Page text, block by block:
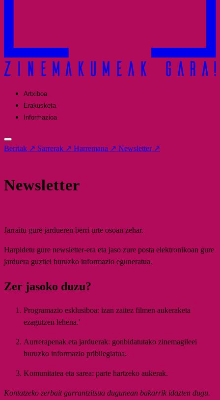
Artxiboa
Erakusketa
Informazioa
Berriak ↗ Sarrerak ↗ Harremana ↗ Newsletter ↗
Newsletter
Jarraitu gure jardueren berri urte osoan zehar.
Harpidetu gure newsletter-era eta jaso zure posta elektronikoan gure
jarduera guztiei buruzko informazio eguneratua.
Zer jasoko duzu?
Programazio esklusiboa: izan zaitez filmen aukeraketa
ezagutzen lehena.'
Aurrerapenak eta jarduerak: gonbidatutako zinemagileei
buruzko informazio pribilegiatua.
Komunitatea eta sarea: parte hartzeko aukerak.
Kontatzeko zerbait garrantzitsua dugunean bakarrik idazten dugu.